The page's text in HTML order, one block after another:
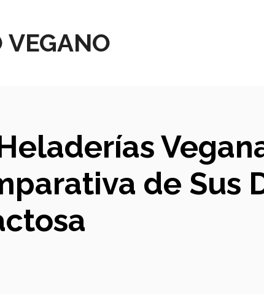
VEGANO
de Sus